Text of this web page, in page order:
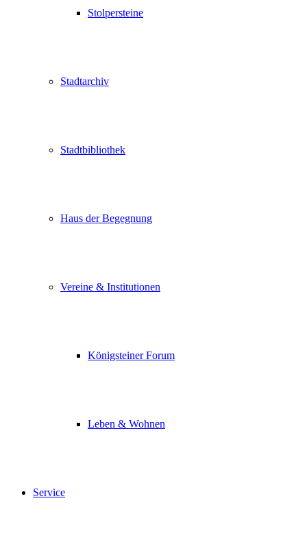
Stolpersteine
Stadtarchiv
Stadtbibliothek
Haus der Begegnung
Vereine & Institutionen
Königsteiner Forum
Leben & Wohnen
Service